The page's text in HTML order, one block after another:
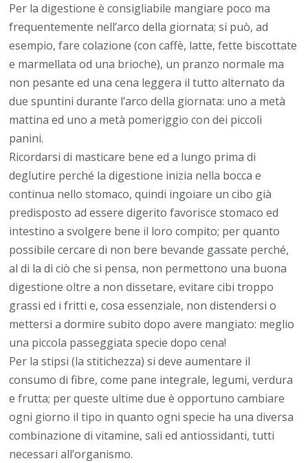
Per la digestione è consigliabile mangiare poco ma
frequentemente nell’arco della giornata; si può, ad
esempio, fare colazione (con caffè, latte, fette biscottate
e marmellata od una brioche), un pranzo normale ma
non pesante ed una cena leggera il tutto alternato da
due spuntini durante l’arco della giornata: uno a metà
mattina ed uno a metà pomeriggio con dei piccoli
panini.
Ricordarsi di masticare bene ed a lungo prima di
deglutire perché la digestione inizia nella bocca e
continua nello stomaco, quindi ingoiare un cibo già
predisposto ad essere digerito favorisce stomaco ed
intestino a svolgere bene il loro compito; per quanto
possibile cercare di non bere bevande gassate perché,
al di la di ciò che si pensa, non permettono una buona
digestione oltre a non dissetare, evitare cibi troppo
grassi ed i fritti e, cosa essenziale, non distendersi o
mettersi a dormire subito dopo avere mangiato: meglio
una piccola passeggiata specie dopo cena!
Per la stipsi (la stitichezza) si deve aumentare il
consumo di fibre, come pane integrale, legumi, verdura
e frutta; per queste ultime due è opportuno cambiare
ogni giorno il tipo in quanto ogni specie ha una diversa
combinazione di vitamine, sali ed antiossidanti, tutti
necessari all’organismo.